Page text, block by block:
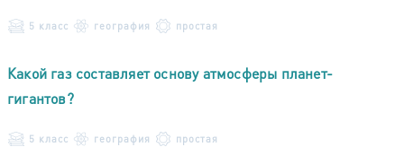
5 класс география простая
Какой газ составляет основу атмосферы планет-
гигантов?
5 класс география простая